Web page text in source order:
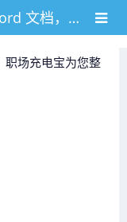
6 种方法轻松将 PDF 转换为 Word 文档，职场充电宝为您整理
职场充电宝为您整